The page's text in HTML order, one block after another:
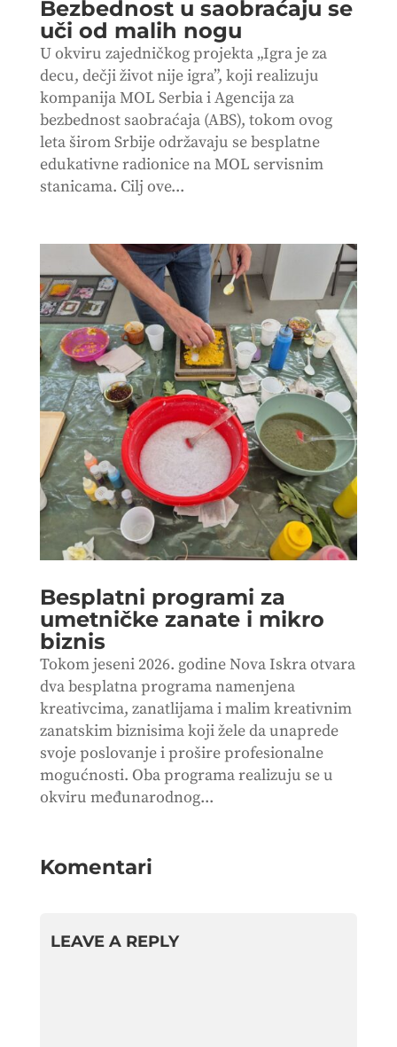
Bezbednost u saobraćaju se
uči od malih nogu
U okviru zajedničkog projekta „Igra je za
decu, dečji život nije igra”, koji realizuju
kompanija MOL Serbia i Agencija za
bezbednost saobraćaja (ABS), tokom ovog
leta širom Srbije održavaju se besplatne
edukativne radionice na MOL servisnim
stanicama. Cilj ove...
Besplatni programi za
umetničke zanate i mikro
biznis
Tokom jeseni 2026. godine Nova Iskra otvara
dva besplatna programa namenjena
kreativcima, zanatlijama i malim kreativnim
zanatskim biznisima koji žele da unaprede
svoje poslovanje i prošire profesionalne
mogućnosti. Oba programa realizuju se u
okviru međunarodnog...
Komentari
LEAVE A REPLY